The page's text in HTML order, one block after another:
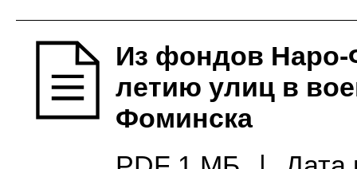
Из фондов Наро-
летию улиц в
Фоминска